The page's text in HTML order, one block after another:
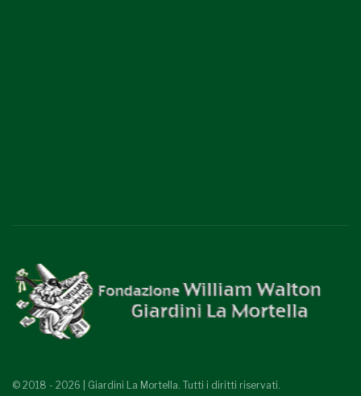
© 2018 - 2026 | Giardini La Mortella. Tutti i diritti riservati.